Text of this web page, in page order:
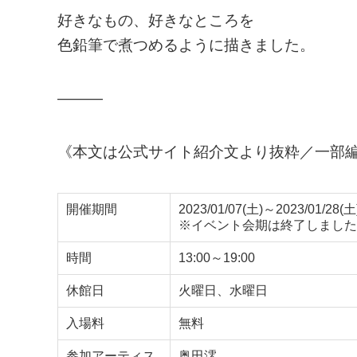
好きなもの、好きなところを
色鉛筆で煮つめるように描きました。
———
《本文は公式サイト紹介文より抜粋／一部編
開催期間
2023/01/07(土)～2023/01/28(
※イベント会期は終了しました
時間 13:00～19:00
休館日 火曜日、水曜日
入場料 無料